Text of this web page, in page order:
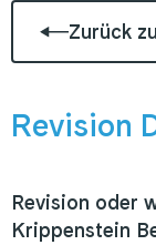
Zurück
Revision
Revision oder
Krippenstein